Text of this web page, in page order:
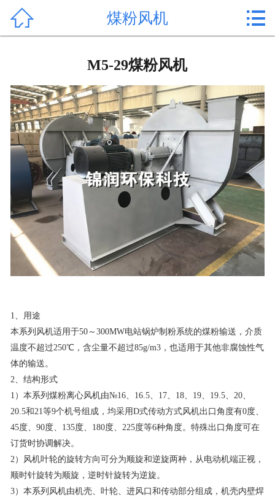
新闻中心
服务案例
技术知识
售后服务
联系我们
 煤粉风机 
M5-29煤粉风机
1、用途
本系列风机适用于50～300MW电站锅炉制粉系统的煤粉输送，介质
温度不超过250℃，含尘量不超过85g/m3，也适用于其他非腐蚀性气
体的输送。
2、结构形式
1）本系列煤粉离心风机由№16、16.5、17、18、19、19.5、20、
20.5和21等9个机号组成，均采用D式传动方式风机出口角度有0度、
45度、90度、135度、180度、225度等6种角度。特殊出口角度可在
订货时协调解决。
2）风机叶轮的旋转方向可分为顺旋和逆旋两种，从电动机端正视，
顺时针旋转为顺旋，逆时针旋转为逆旋。
3）本系列风机由机壳、叶轮、进风口和传动部分组成，机壳内壁焊